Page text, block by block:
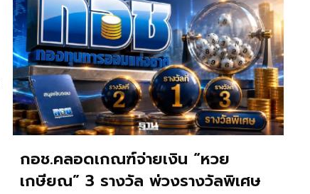
กอช.คลอดเกณฑ์จ่ายเงิน “หวย
เกษียณ” 3 รางวัล พ่วงรางวัลพิเศษ